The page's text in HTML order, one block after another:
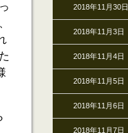
2018年11月30日
2018年11月3日
2018年11月4日
2018年11月5日
2018年11月6日
2018年11月7日